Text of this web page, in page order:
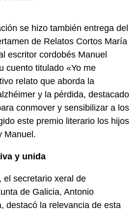
se hizo también entrega del
de Relatos Cortos María
escritor cordobés Manuel
cuento titulado «Yo me
relato que aborda la
y la pérdida, destacado
conmover y sensibilizar a los
este premio literario los hijos
Manuel.
y unida
el secretario xeral de
de Galicia, Antonio
destacó la relevancia de esta